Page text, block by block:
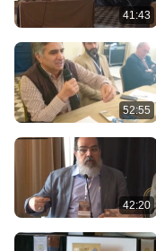
41:43
52:55
42:20